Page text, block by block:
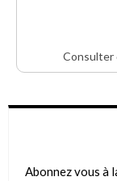
Consulter
Abonnez vous à